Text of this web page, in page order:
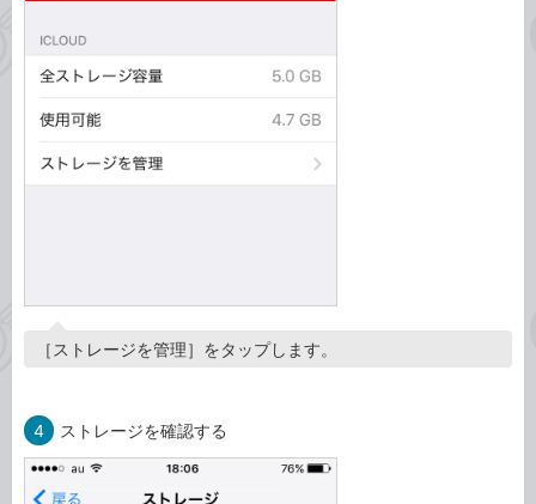
［ストレージを管理］をタップします。
4 ストレージを確認する